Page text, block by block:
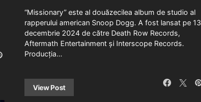
“Missionary” este al douăzecilea album de studio al
rapperului american Snoop Dogg. A fost lansat pe 13
decembrie 2024 de către Death Row Records,
Aftermath Entertainment și Interscope Records.
Producția…
View Post